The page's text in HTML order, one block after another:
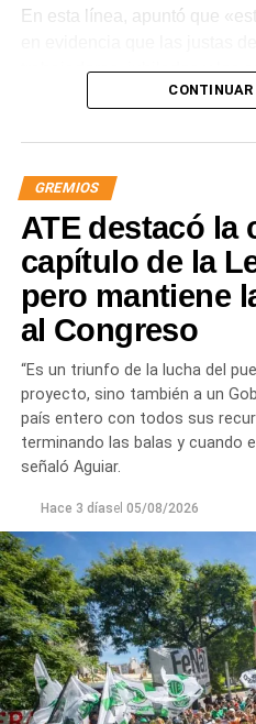
En esta línea, apuntó que
trabajadores, jubilados y los
encuentran respuestas, y
mayoría de la sociedad».
«Lo demuestran las
terminando las balas. Tiene
ir por él», sentenció Aguiar.
Las movilizaciones además
provincias en el marco de la
dispuesta por el
«reapertura de paritarias y
y de jubilaciones; rechazo al
organismos públicos; pase a
las y los trabajadores
todas las y los trabajadores
fondos adeudados a las
rechazo a la armonización
Provinciales».
GREMIOS
ATE destacó la
capítulo de la
pero mantiene
al Congreso
“Es un triunfo de la lucha del
proyecto, sino también a un
país entero con todos sus
terminando las balas y cuando
señaló Aguiar.
Hace 3 díasel 05/08/2026